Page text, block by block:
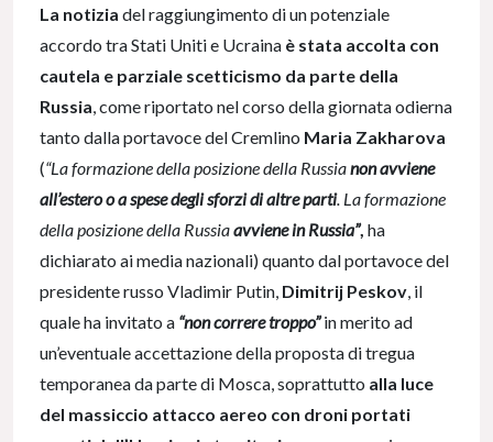
La notizia del raggiungimento di un potenziale
accordo tra Stati Uniti e Ucraina è stata accolta con
cautela e parziale scetticismo da parte della
Russia, come riportato nel corso della giornata odierna
tanto dalla portavoce del Cremlino Maria Zakharova
(“La formazione della posizione della Russianon avviene
all’estero o a spese degli sforzi di altre parti. La formazione
della posizione della Russiaavviene in Russia”, ha
dichiarato ai media nazionali) quanto dal portavoce del
presidente russo Vladimir Putin, Dimitrij Peskov, il
quale ha invitato a “non correre troppo”in merito ad
un’eventuale accettazione della proposta di tregua
temporanea da parte di Mosca, soprattutto alla luce
del massiccio attacco aereo con droni portati